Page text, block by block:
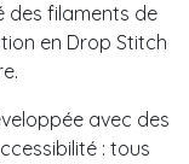
des filaments de
en Drop Stitch
avec des
: tous